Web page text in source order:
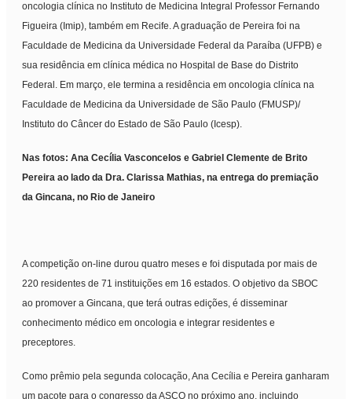
oncologia clínica no Instituto de Medicina Integral Professor Fernando
Figueira (Imip), também em Recife. A graduação de Pereira foi na
Faculdade de Medicina da Universidade Federal da Paraíba (UFPB) e
sua residência em clínica médica no Hospital de Base do Distrito
Federal. Em março, ele termina a residência em oncologia clínica na
Faculdade de Medicina da Universidade de São Paulo (FMUSP)/
Instituto do Câncer do Estado de São Paulo (Icesp).
Nas fotos: Ana Cecília Vasconcelos e Gabriel Clemente de Brito
Pereira ao lado da Dra. Clarissa Mathias, na entrega do premiação
da Gincana, no Rio de Janeiro
A competição on-line durou quatro meses e foi disputada por mais de
220 residentes de 71 instituições em 16 estados. O objetivo da SBOC
ao promover a Gincana, que terá outras edições, é disseminar
conhecimento médico em oncologia e integrar residentes e
preceptores.
Como prêmio pela segunda colocação, Ana Cecília e Pereira ganharam
um pacote para o congresso da ASCO no próximo ano, incluindo